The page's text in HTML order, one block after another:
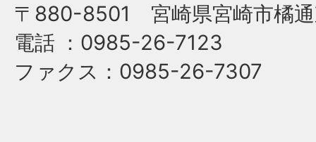
〒880-8501 宮崎県宮崎市橘通
電話 ：0985-26-7123
ファクス ：0985-26-7307